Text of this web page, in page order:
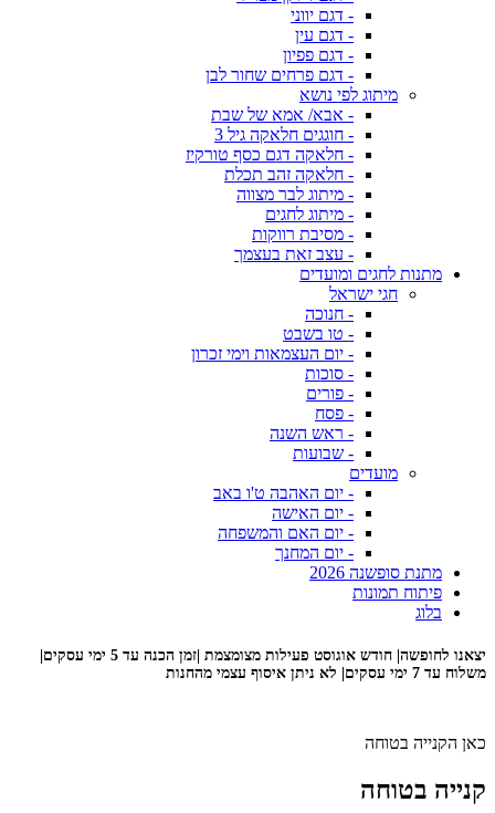
- דגם יווני
- דגם עין
- דגם פפיון
- דגם פרחים שחור לבן
מיתוג לפי נושא
- אבא/ אמא של שבת
- חוגגים חלאקה גיל 3
- חלאקה דגם כסף טורקיז
- חלאקה זהב תכלת
- מיתוג לבר מצווה
- מיתוג לחגים
- מסיבת רווקות
- עצב זאת בעצמך
מתנות לחגים ומועדים
חגי ישראל
- חנוכה
- טו בשבט
- יום העצמאות וימי זכרון
- סוכות
- פורים
- פסח
- ראש השנה
- שבועות
מועדים
- יום האהבה ט'ו באב
- יום האישה
- יום האם והמשפחה
- יום המחנך
מתנת סופשנה 2026
פיתוח תמונות
בלוג
יצאנו לחופשה| חודש אוגוסט פעילות מצומצמת |זמן הכנה עד 5 ימי עסקים|
משלוח עד 7 ימי עסקים| לא ניתן איסוף עצמי מהחנות
כאן הקנייה בטוחה
קנייה בטוחה